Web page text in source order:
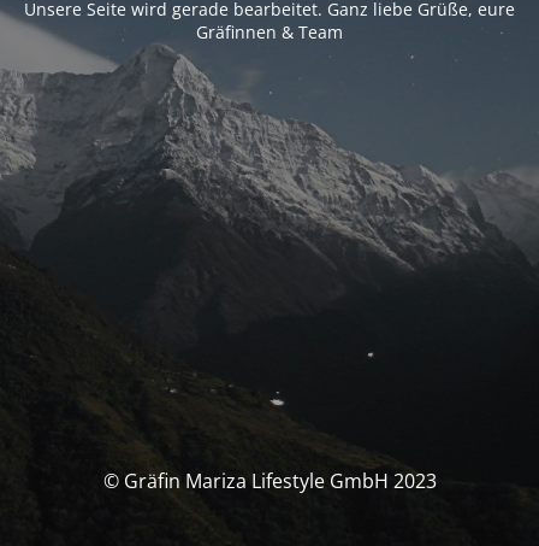
Unsere Seite wird gerade bearbeitet. Ganz liebe Grüße, eure
Gräfinnen & Team
© Gräfin Mariza Lifestyle GmbH 2023